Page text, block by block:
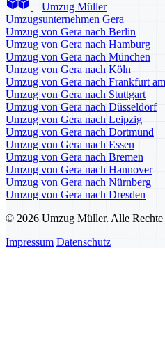
Umzug Müller
Umzugsunternehmen Gera
Umzug von Gera nach Berlin
Umzug von Gera nach Hamburg
Umzug von Gera nach München
Umzug von Gera nach Köln
Umzug von Gera nach Frankfurt
Umzug von Gera nach Stuttgart
Umzug von Gera nach Düsseldorf
Umzug von Gera nach Leipzig
Umzug von Gera nach Dortmund
Umzug von Gera nach Essen
Umzug von Gera nach Bremen
Umzug von Gera nach Hannover
Umzug von Gera nach Nürnberg
Umzug von Gera nach Dresden
© 2026 Umzug Müller. Alle Rechte
Impressum Datenschutz